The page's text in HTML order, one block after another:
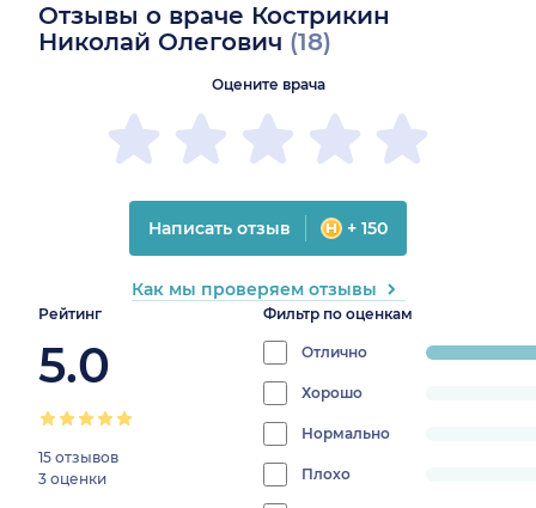
Отзывы о враче Кострикин
Николай Олегович (18)
Рейтинг
5.0
15 отзывов
3 оценки
Фильтр по оценкам
Отлично
progress:
Хорошо
0%
Нормально
0%
Плохо
progress:
Оцените врача
Написать отзыв + 150
Как мы проверяем отзывы